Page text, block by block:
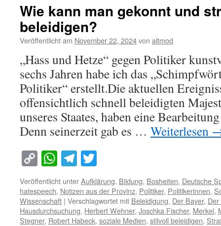
Wie kann man gekonnt und
beleidigen?
Veröffentlicht am November 22, 2024von altmod
„Hass und Hetze“ gegen Politiker
sechs Jahren habe ich das
Politiker“ erstellt.Die aktuellen
offensichtlich schnell beleidigten
unseres Staates, haben eine
Denn seinerzeit gab es … Weiterlesen
Copy
Link
WhatsApp
Telegram
Veröffentlicht unterAufklärung, Bildung, Bosheiten, Deutsche
hatespeech, Notizen aus der Provinz, Politiker, Politikerinnen,
Wissenschaft | Verschlagwortet mit Beleidigung, Der Bayer,
Hausdurchsuchung, Herbert Wehner, Joschka Fischer, Merkel,
Stegner, Robert Habeck, soziale Medien, stilvoll beleidigen,